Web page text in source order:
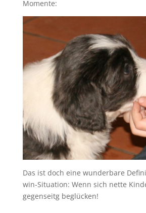
Momente:
Das ist doch eine wunderbare
win-Situation: Wenn sich nette
gegenseitg beglücken!